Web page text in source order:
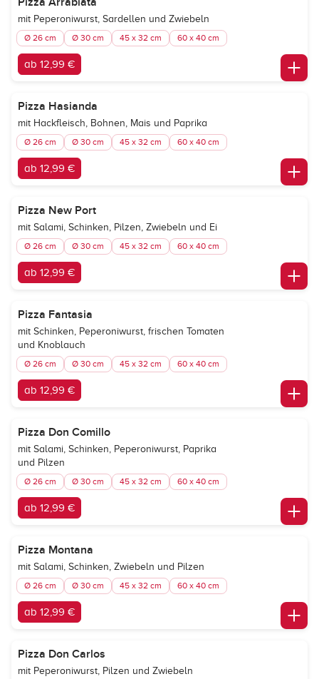
mit Peperoniwurst, Sardellen und Zwiebeln
Ø 26 cm Ø 30 cm 45 x 32 cm 60 x 40 cm
ab 12,99 €
Pizza Hasianda
mit Hackfleisch, Bohnen, Mais und Paprika
Ø 26 cm Ø 30 cm 45 x 32 cm 60 x 40 cm
ab 12,99 €
Pizza New Port
mit Salami, Schinken, Pilzen, Zwiebeln und Ei
Ø 26 cm Ø 30 cm 45 x 32 cm 60 x 40 cm
ab 12,99 €
Pizza Fantasia
mit Schinken, Peperoniwurst, frischen Tomaten
und Knoblauch
Ø 26 cm Ø 30 cm 45 x 32 cm 60 x 40 cm
ab 12,99 €
Pizza Don Comillo
mit Salami, Schinken, Peperoniwurst, Paprika
und Pilzen
Ø 26 cm Ø 30 cm 45 x 32 cm 60 x 40 cm
ab 12,99 €
Pizza Montana
mit Salami, Schinken, Zwiebeln und Pilzen
Ø 26 cm Ø 30 cm 45 x 32 cm 60 x 40 cm
ab 12,99 €
Pizza Don Carlos
mit Peperoniwurst, Pilzen und Zwiebeln